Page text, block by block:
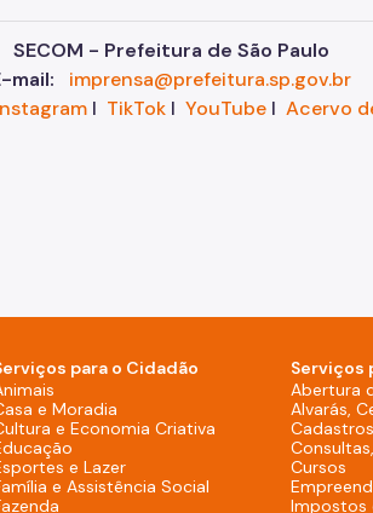
SECOM - Prefeitura de São Paulo
mail:
imprensa@prefeitura.sp.gov.br
I TikTokI YouTubeI Acervo
(Rodapé - Desktop)
- Desktop)
a equipe de governo (Rodapé - Desktop)
- Desktop)
- Desktop)
para o Cidadão
e Moradia
e Economia Criativa
e Lazer
e Assistência Social
Serviços
Abertura
Alvarás,
Cadastros
Cursos
Impostos